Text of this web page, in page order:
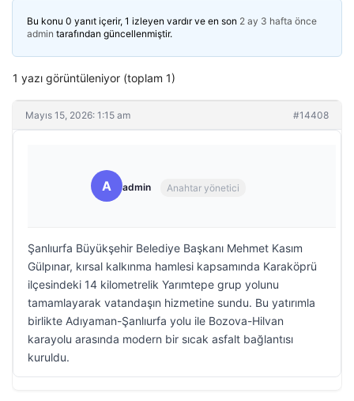
Bu konu 0 yanıt içerir, 1 izleyen vardır ve en son 2 ay 3 hafta önce
admin tarafından güncellenmiştir.
1 yazı görüntüleniyor (toplam 1)
Mayıs 15, 2026: 1:15 am #14408
A admin Anahtar yönetici
Şanlıurfa Büyükşehir Belediye Başkanı Mehmet Kasım
Gülpınar, kırsal kalkınma hamlesi kapsamında Karaköprü
ilçesindeki 14 kilometrelik Yarımtepe grup yolunu
tamamlayarak vatandaşın hizmetine sundu. Bu yatırımla
birlikte Adıyaman-Şanlıurfa yolu ile Bozova-Hilvan
karayolu arasında modern bir sıcak asfalt bağlantısı
kuruldu.